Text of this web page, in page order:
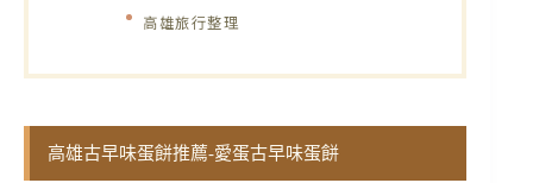
高雄旅行整理
高雄古早味蛋餅推薦-愛蛋古早味蛋餅